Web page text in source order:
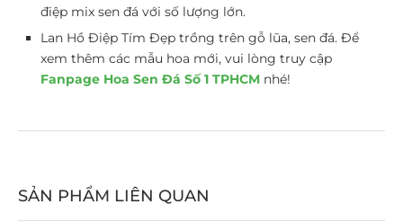
điệp mix sen đá với số lượng lớn.
Lan Hồ Điệp Tím Đẹp trồng trên gỗ lũa, sen đá. Để
xem thêm các mẫu hoa mới, vui lòng truy cập
Fanpage Hoa Sen Đá Số 1 TPHCM nhé!
SẢN PHẨM LIÊN QUAN